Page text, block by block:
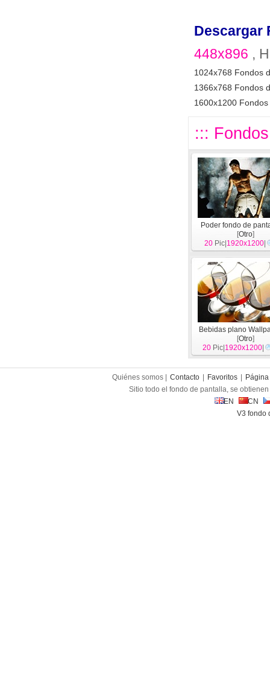
Descargar
448x896 ,
1024x768 Fondos
1366x768 Fondos
1600x1200
:::
Poder fondo de
[Otro]
20 Pic| 1920x1200
Bebidas plano
[Otro]
20 Pic| 1920x1200
Quiénes somos | Contacto Favoritos
Sitio todo el fondo de pantalla, se
EN
CN
V3 fondo